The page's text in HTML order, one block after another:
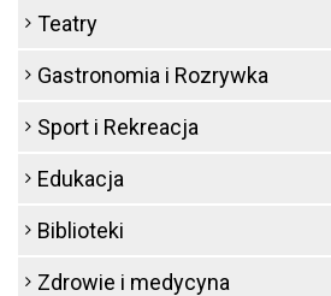
Teatry
Gastronomia i Rozrywka
Sport i Rekreacja
Edukacja
Biblioteki
Zdrowie i medycyna